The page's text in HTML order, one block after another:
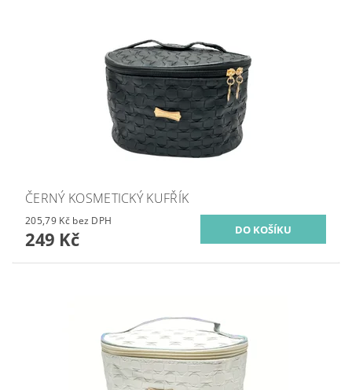
ČERNÝ KOSMETICKÝ KUFŘÍK
205,79 Kč bez DPH
249 Kč